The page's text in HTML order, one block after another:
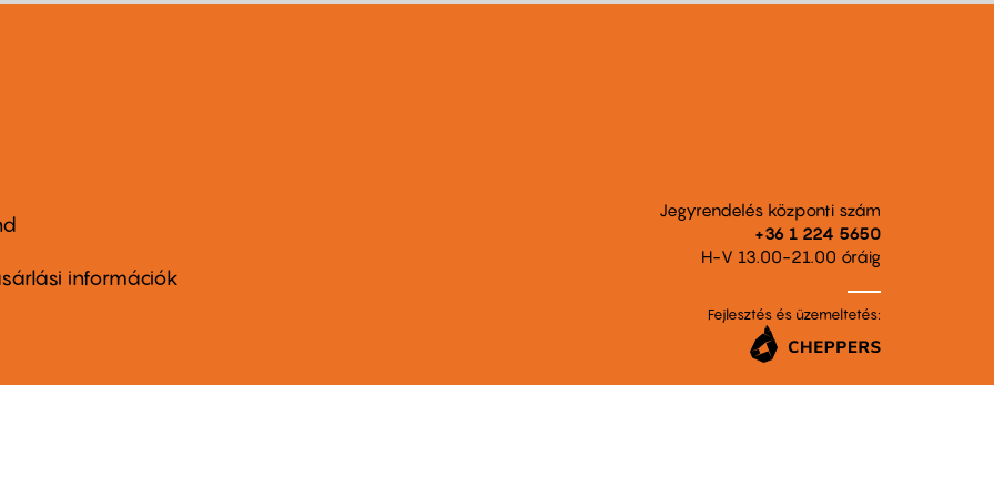
információk
Jegyrendelés központi szám
+36 1 224 5650
H-V 13.00-21.00 óráig
Fejlesztés és üzemeltetés: